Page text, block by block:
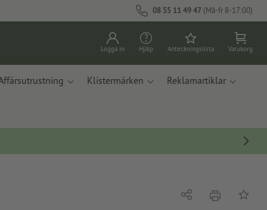
08 55 11 49 47 (Må-fr 8-17:00)
Logga in Hjälp Anteckningslista Varukorg
Klistermärken Reklamartiklar
Dela erbjudande
På